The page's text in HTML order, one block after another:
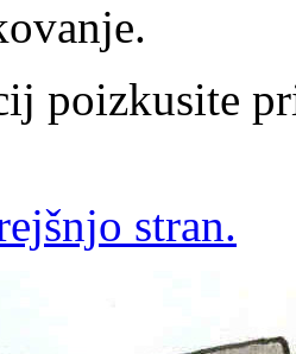
poizkusite
stran.